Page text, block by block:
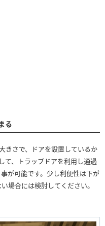
る
きさで、ドアを設置しているか
て、トラップドアを利用し通過
が可能です。少し利便性は下が
場合には検討してください。